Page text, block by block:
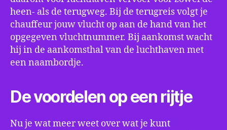
heen- als de terugweg. Bij de terugreis volgt je
chauffeur jouw vlucht op aan de hand van het
opgegeven vluchtnummer. Bij aankomst wacht
hij in de aankomsthal van de luchthaven met
een naambordje.
De voordelen op een rijtje
Nu je wat meer weet over wat je kunt